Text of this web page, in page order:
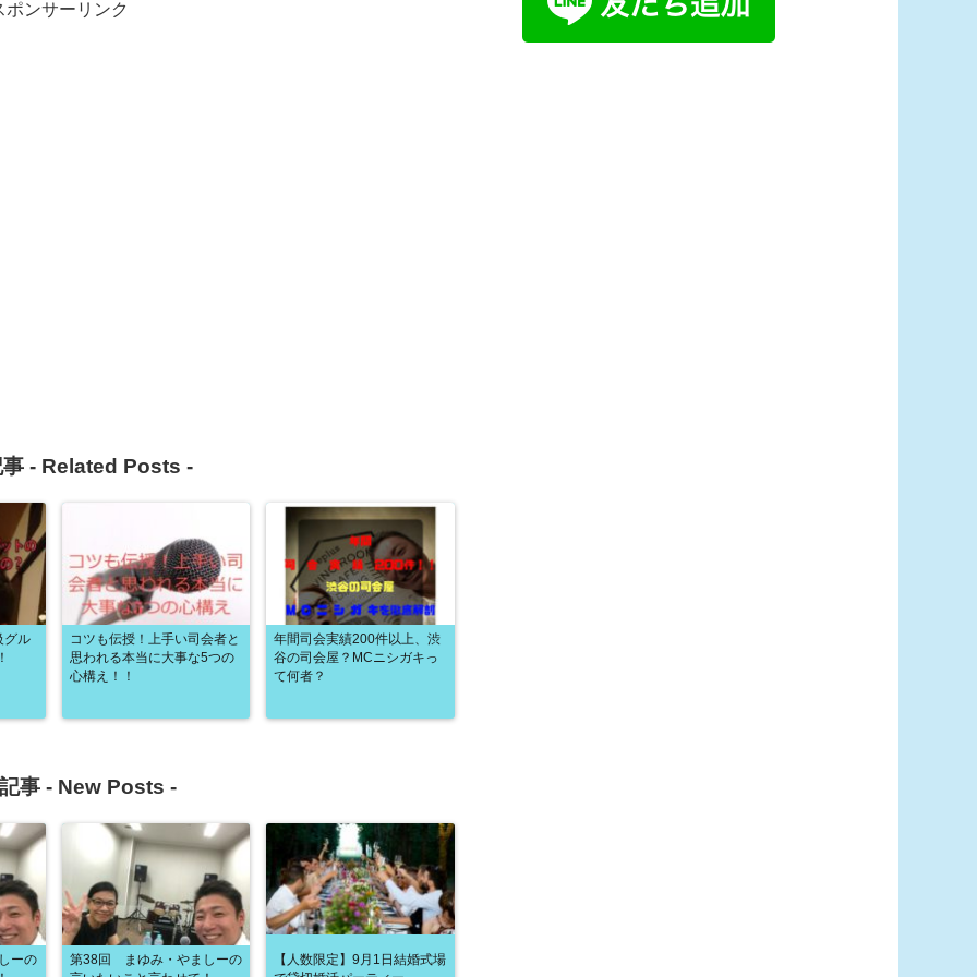
ポンサーリンク
- Related Posts -
グル
コツも伝授！上手い司会者と
思われる本当に大事な5つの
心構え！！
年間司会実績200件以上、渋
谷の司会屋？MCニシガキっ
て何者？
事 - New Posts -
ーの
第38回 まゆみ・やましーの
【人数限定】9月1日結婚式場